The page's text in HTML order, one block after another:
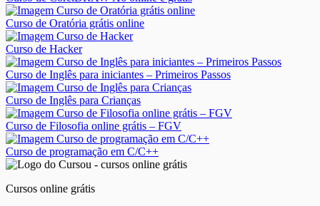
Curso de Oratória grátis online
Curso de Hacker
Curso de Inglês para iniciantes – Primeiros Passos
Curso de Inglês para Crianças
Curso de Filosofia online grátis – FGV
Curso de programação em C/C++
Cursos online grátis